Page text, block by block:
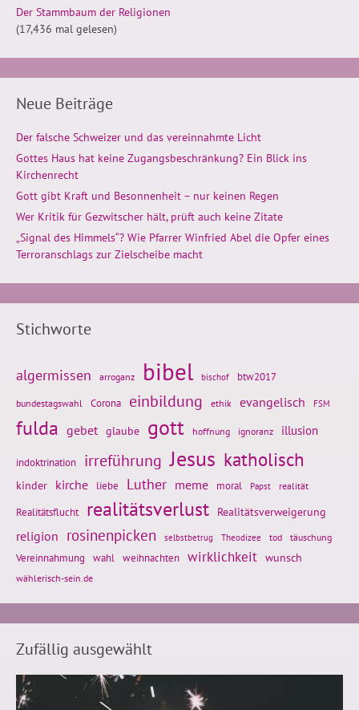
Der Stammbaum der Religionen
(17,436 mal gelesen)
Neue Beiträge
Der falsche Schweizer und das vereinnahmte Licht
Gottes Haus hat keine Zugangsbeschränkung? Ein Blick ins
Kirchenrecht
Gott gibt Kraft und Besonnenheit – nur keinen Regen
Wer Kritik für Gezwitscher hält, prüft auch keine Zitate
„Signal des Himmels“? Wie Pfarrer Winfried Abel die Opfer eines
Terroranschlags zur Zielscheibe macht
Stichworte
algermissen arroganz bibel bischof btw2017
bundestagswahl Corona einbildung ethik evangelisch FSM
fulda gebet glaube gott hoffnung ignoranz illusion
indoktrination irreführung Jesus katholisch
kinder kirche liebe Luther meme moral Papst realität
Realitätsflucht realitätsverlust Realitätsverweigerung
religion rosinenpicken selbstbetrug Theodizee tod täuschung
Vereinnahmung wahl weihnachten wirklichkeit wunsch
wählerisch-sein.de
Zufällig ausgewählt